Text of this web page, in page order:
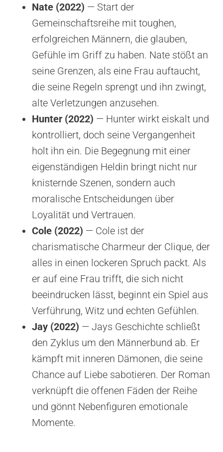
Nate (2022) — Start der
Gemeinschaftsreihe mit toughen,
erfolgreichen Männern, die glauben,
Gefühle im Griff zu haben. Nate stößt an
seine Grenzen, als eine Frau auftaucht,
die seine Regeln sprengt und ihn zwingt,
alte Verletzungen anzusehen.
Hunter (2022) — Hunter wirkt eiskalt und
kontrolliert, doch seine Vergangenheit
holt ihn ein. Die Begegnung mit einer
eigenständigen Heldin bringt nicht nur
knisternde Szenen, sondern auch
moralische Entscheidungen über
Loyalität und Vertrauen.
Cole (2022) — Cole ist der
charismatische Charmeur der Clique, der
alles in einen lockeren Spruch packt. Als
er auf eine Frau trifft, die sich nicht
beeindrucken lässt, beginnt ein Spiel aus
Verführung, Witz und echten Gefühlen.
Jay (2022) — Jays Geschichte schließt
den Zyklus um den Männerbund ab. Er
kämpft mit inneren Dämonen, die seine
Chance auf Liebe sabotieren. Der Roman
verknüpft die offenen Fäden der Reihe
und gönnt Nebenfiguren emotionale
Momente.